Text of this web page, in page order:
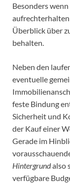
Besonders
aufrechterhalten
Überblick über
behalten.
Neben den
eventuelle
feste Bindung
Sicherheit und
der Kauf einer
Gerade im
Hintergrundalso
verfügbare